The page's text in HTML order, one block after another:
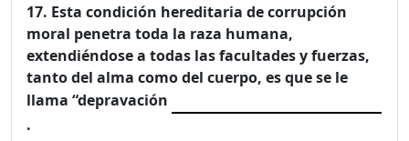
Esta condición hereditaria de corrupción
moral penetra toda la raza humana,
extendiéndose a todas las facultades y fuerzas,
tanto del alma como del cuerpo, es que se le
llama “depravación
.